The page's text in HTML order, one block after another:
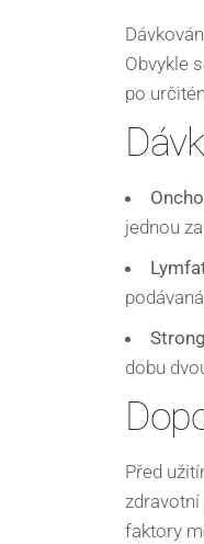
Obvykle
po
jednou
dobu
Před
zdravotní
faktory